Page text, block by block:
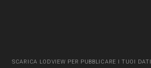
SCARICA LODVIEW PER PUBBLICARE I TUOI DATI